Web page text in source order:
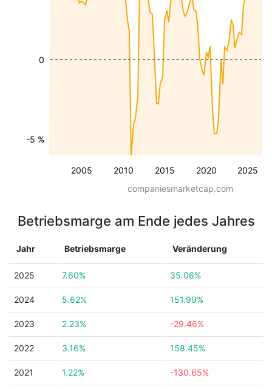
2005 2010 2015 2020 2025
-5 %
0
companiesmarketcap.com
Betriebsmarge am Ende jedes Jahres
Jahr Betriebsmarge Veränderung
2025 7.60% 35.06%
2024 5.62% 151.99%
2023 2.23% -29.46%
2022 3.16% 158.45%
2021 1.22% -130.65%